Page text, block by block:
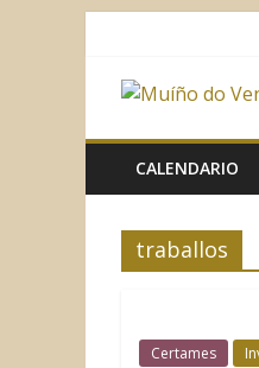
contenido
do
Vento
CALENDARIO
traballos
Certames